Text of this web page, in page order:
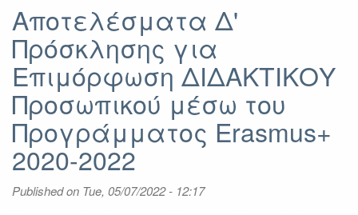
Επιμόρφωσης
2022-
2023
Αποτελέσματα Δ'
Πρόσκλησης για
Επιμόρφωση ΔΙΔΑΚΤΙΚΟΥ
Προσωπικού μέσω του
Προγράμματος Erasmus+
2020-2022
Published on Tue, 05/07/2022 - 12:17